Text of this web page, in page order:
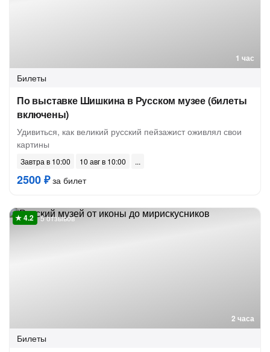
1 час
Билеты
По выставке Шишкина в Русском музее (билеты
включены)
Удивиться, как великий русский пейзажист оживлял свои
картины
Завтра в 10:00 10 авг в 10:00
2500 ₽за билет
2 часа
5 отзывов
Билеты